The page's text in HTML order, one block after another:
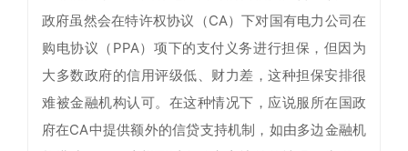
政府虽然会在特许权协议（CA）下对国有电力公司在
购电协议（PPA）项下的支付义务进行担保，但因为
大多数政府的信用评级低、财力差，这种担保安排很
难被金融机构认可。在这种情况下，应说服所在国政
府在CA中提供额外的信贷支持机制，如由多边金融机